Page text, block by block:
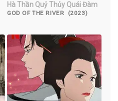
Hà Thần Quỷ Thủy Quái Đàm
GOD OF THE RIVER (2023)